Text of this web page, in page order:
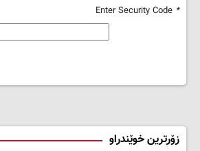
*
زۆرترین خوێندراو